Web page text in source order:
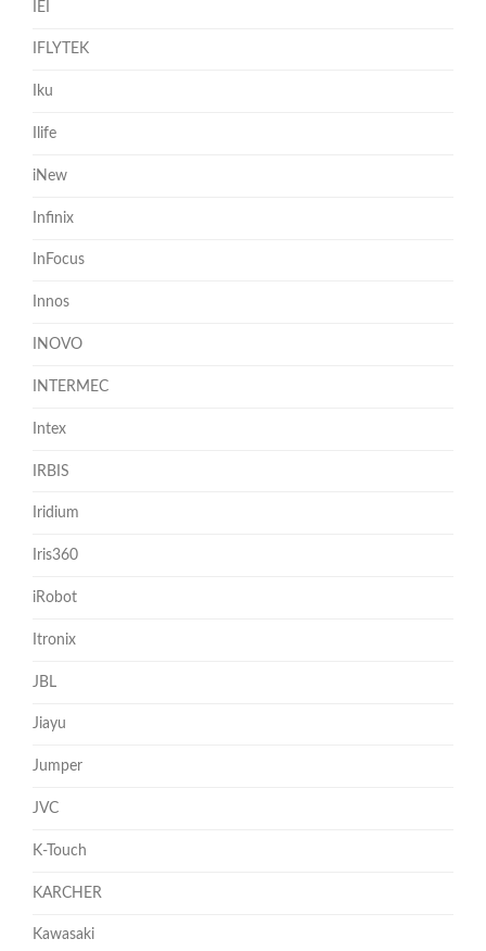
IEI
IFLYTEK
Iku
Ilife
iNew
Infinix
InFocus
Innos
INOVO
INTERMEC
Intex
IRBIS
Iridium
Iris360
iRobot
Itronix
JBL
Jiayu
Jumper
JVC
K-Touch
KARCHER
Kawasaki